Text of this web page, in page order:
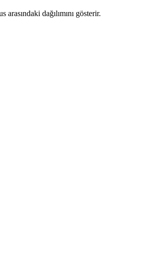
dağılımını gösterir.